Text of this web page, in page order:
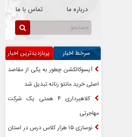
درباره ما تماس با ما
سرخط اخبار
پربازدیدترین اخبار
آیسوکالکشن چطور به یکی از مقاصد
اصلی خرید مانتو زنانه تبدیل شد
کلاهبرداری ۴ همتی یک شرکت
مهاجرتی
نوسازی ۱۵ هزار کلاس درس در استان